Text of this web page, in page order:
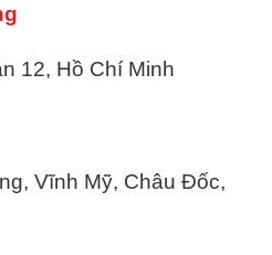
12, Hồ Chí Minh
Vĩnh Mỹ, Châu Đốc,